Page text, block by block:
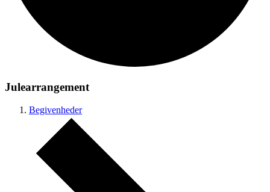
Julearrangement
Begivenheder